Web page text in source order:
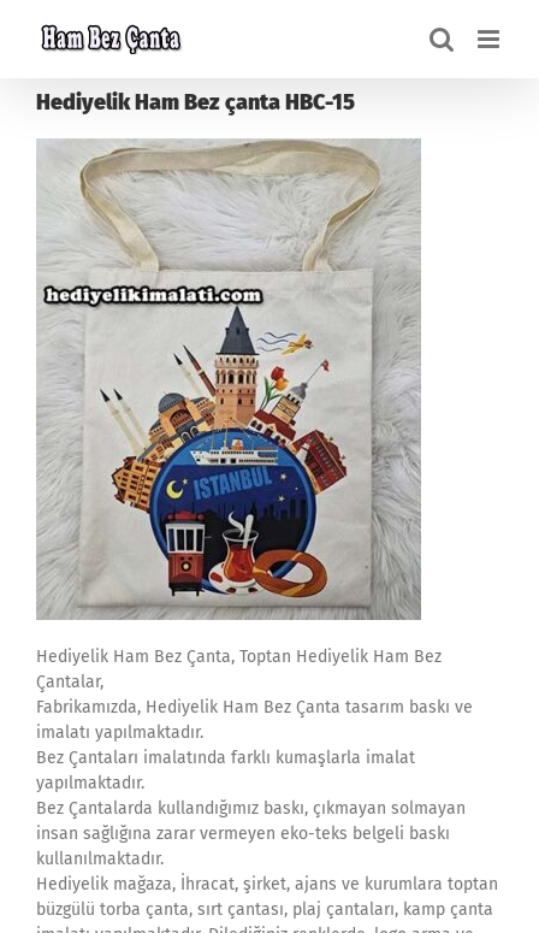
Hediyelik Ham Bez çanta HBC-15
Hediyelik Ham Bez Çanta, Toptan Hediyelik Ham Bez
Çantalar,
Fabrikamızda, Hediyelik Ham Bez Çanta tasarım baskı ve
imalatı yapılmaktadır.
Bez Çantaları imalatında farklı kumaşlarla imalat
yapılmaktadır.
Bez Çantalarda kullandığımız baskı, çıkmayan solmayan
insan sağlığına zarar vermeyen eko-teks belgeli baskı
kullanılmaktadır.
Hediyelik mağaza, İhracat, şirket, ajans ve kurumlara toptan
büzgülü torba çanta, sırt çantası, plaj çantaları, kamp çanta